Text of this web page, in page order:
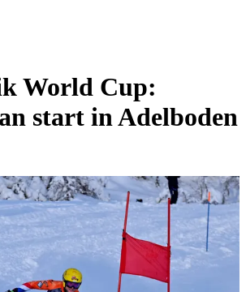
World Cup:
start in Adelboden